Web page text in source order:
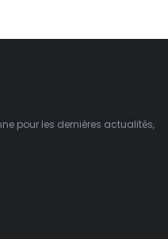
pour les dernières actualités,